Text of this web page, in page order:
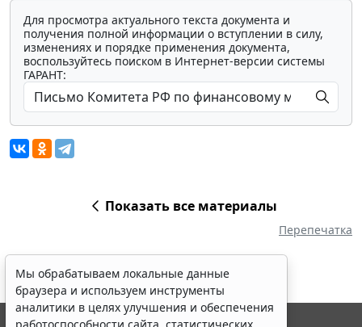
Для просмотра актуального текста документа и
получения полной информации о вступлении в силу,
изменениях и порядке применения документа,
воспользуйтесь поиском в Интернет-версии системы
ГАРАНТ:
Показать все материалы
Перепечатка
Мы обрабатываем локальные данные
браузера и используем инструменты
аналитики в целях улучшения и обеспечения